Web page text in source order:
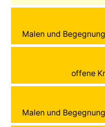
Malen und
offene
Malen und